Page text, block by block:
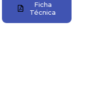
Ficha
Técnica